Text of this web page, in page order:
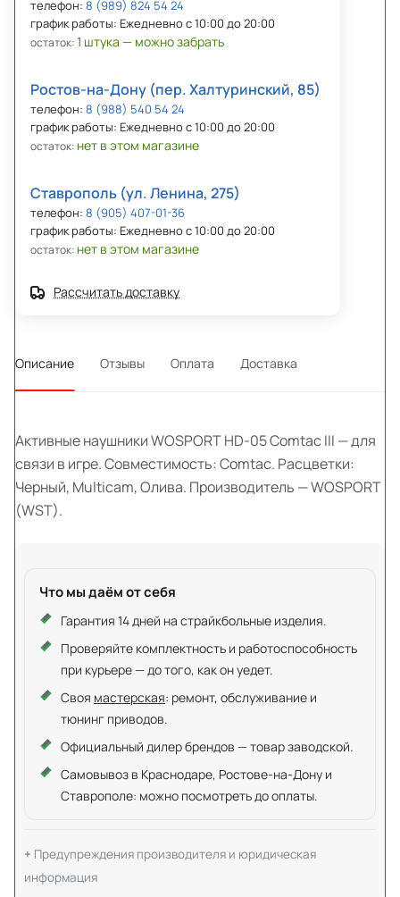
телефон: 8 (989) 824 54 24
график работы: Ежедневно с 10:00 до 20:00
остаток:1 штука — можно забрать
Ростов-на-Дону (пер. Халтуринский, 85)
телефон: 8 (988) 540 54 24
график работы: Ежедневно с 10:00 до 20:00
остаток: нет в этом магазине
Ставрополь (ул. Ленина, 275)
телефон: 8 (905) 407-01-36
график работы: Ежедневно с 10:00 до 20:00
остаток: нет в этом магазине
Рассчитать доставку
Описание Отзывы Оплата Доставка
Активные наушники WOSPORT HD-05 Comtac III — для
связи в игре. Совместимость: Comtac. Расцветки:
Черный, Multicam, Олива. Производитель — WOSPORT
(WST).
Что мы даём от себя
Гарантия 14 дней на страйкбольные изделия.
Проверяйте комплектность и работоспособность
при курьере — до того, как он уедет.
Своя мастерская: ремонт, обслуживание и
тюнинг приводов.
Официальный дилер брендов — товар заводской.
Самовывоз в Краснодаре, Ростове-на-Дону и
Ставрополе: можно посмотреть до оплаты.
Предупреждения производителя и юридическая
информация